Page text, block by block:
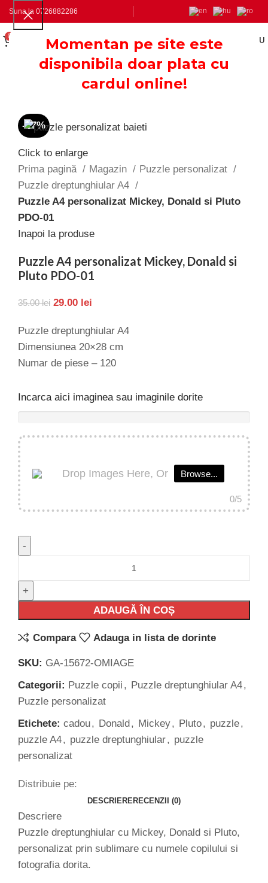
Momentan pe site este
disponibila doar plata cu
cardul online!
Suna la 0726882286
0 LEI MENU
-17%
Click to enlarge
Prima pagină
Magazin
Puzzle personalizat
Puzzle dreptunghiular A4
Puzzle A4 personalizat Mickey, Donald si Pluto
PDO-01
Inapoi la produse
Puzzle A4 personalizat Mickey, Donald si
Pluto PDO-01
35.00lei 29.00 lei
Puzzle dreptunghiular A4
Dimensiunea 20×28 cm
Numar de piese – 120
Incarca aici imaginea sau imaginile dorite
Drop Images Here, Or Browse...
0/5
ADAUGĂ ÎN COȘ
Compara Adauga in lista de dorinte
SKU: GA-15672-OMIAGE
Categorii: Puzzle copii , Puzzle dreptunghiular A4,
Puzzle personalizat
Etichete: cadou, Donald, Mickey, Pluto, puzzle,
puzzle A4, puzzle dreptunghiular, puzzle
personalizat
Distribuie pe:
DESCRIERERECENZII (0)
Descriere
Puzzle dreptunghiular cu Mickey, Donald si Pluto,
personalizat prin sublimare cu numele copilului si
fotografia dorita.